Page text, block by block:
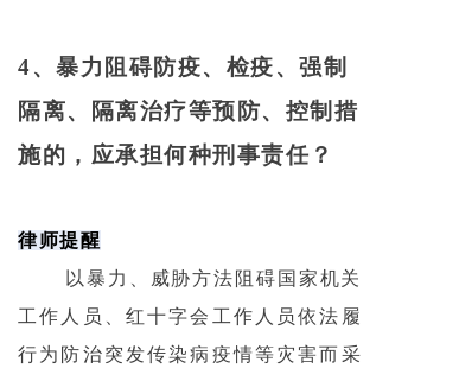
4、暴力阻碍防疫、检疫、强制
隔离、隔离治疗等预防、控制措
施的，应承担何种刑事责任？
律师提醒
以暴力、威胁方法阻碍国家机关
工作人员、红十字会工作人员依法履
行为防治突发传染病疫情等灾害而采